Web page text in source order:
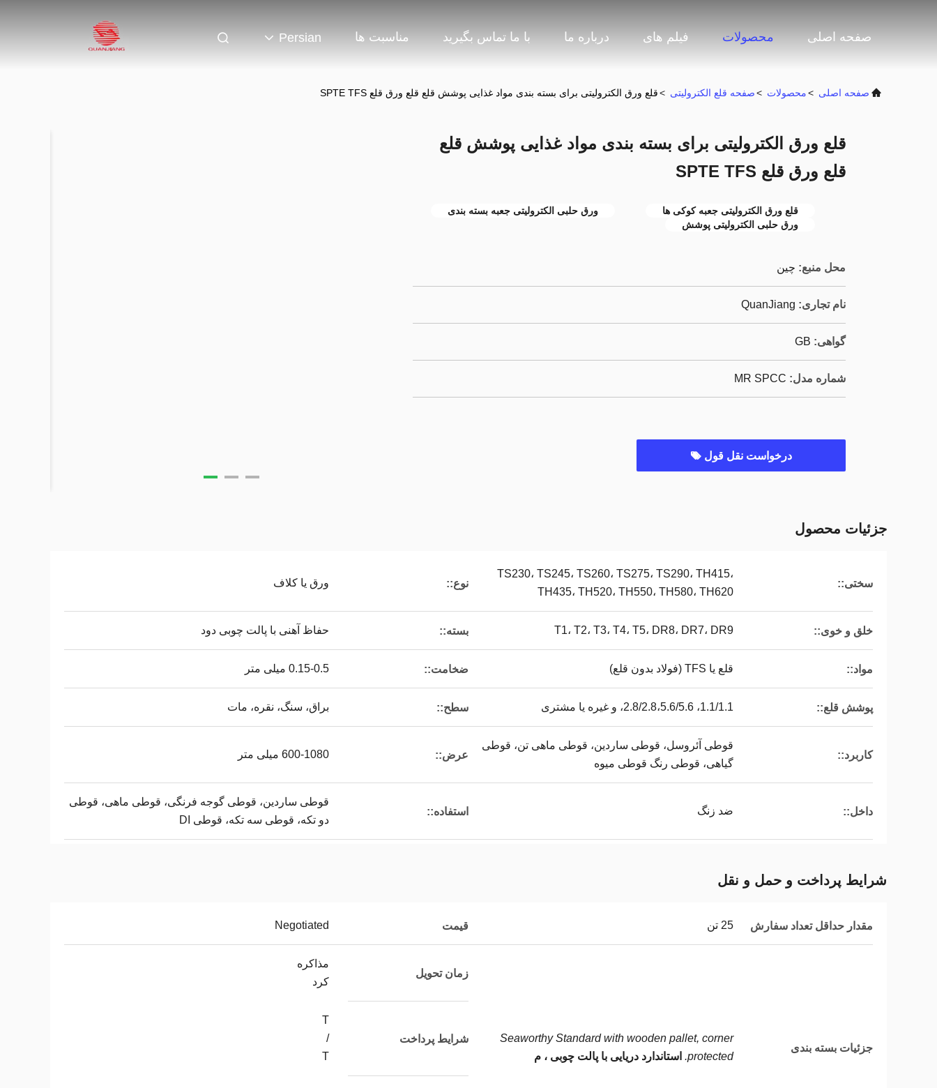
صفحه اصلی محصولات فیلم های درباره ما با ما تماس بگیرید مناسبت ها Persian
صفحه اصلی >محصولات >صفحه قلع الکترولیتی >قلع ورق الکترولیتی برای بسته بندی مواد غذایی پوشش قلع قلع ورق قلع SPTE TFS
قلع ورق الکترولیتی برای بسته بندی مواد غذایی پوشش قلع
قلع ورق قلع SPTE TFS
قلع ورق الکترولیتی جعبه کوکی ها
ورق حلبی الکترولیتی جعبه بسته بندی
ورق حلبی الکترولیتی پوشش
محل منبع: چین
نام تجاری: QuanJiang
گواهی: GB
شماره مدل: MR SPCC
درخواست نقل قول
جزئیات محصول
سختی::
TS230، TS245، TS260، TS275، TS290، TH415،
TH435، TH520، TH550، TH580، TH620
نوع:: ورق یا کلاف
خلق و خوی:: T1، T2، T3، T4، T5، DR8، DR7، DR9 بسته:: حفاظ آهنی با پالت چوبی دود
مواد:: قلع یا TFS (فولاد بدون قلع) ضخامت:: 0.15-0.5 میلی متر
پوشش قلع:: 1.1/1.1، 2.8/2.8،5.6/5.6، و غیره یا مشتری سطح:: براق، سنگ، نقره، مات
کاربرد::
قوطی آئروسل، قوطی ساردین، قوطی ماهی تن، قوطی
گیاهی، قوطی رنگ قوطی میوه
عرض:: 600-1080 میلی متر
داخل:: ضد زنگ استفاده::
قوطی ساردین، قوطی گوجه فرنگی، قوطی ماهی، قوطی
دو تکه، قوطی سه تکه، قوطی DI
شرایط پرداخت و حمل و نقل
مقدار حداقل تعداد سفارش 25 تن قیمت Negotiated
جزئیات بسته بندی
Seaworthy Standard with wooden pallet, corner
protected.
استاندارد دریایی با پالت چوبی ، م
زمان تحویل
مذاکره
کرد
شرایط پرداخت
T
/
T